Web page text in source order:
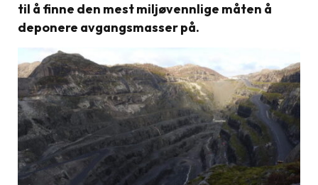
til å finne den mest miljøvennlige måten å
deponere avgangsmasser på.